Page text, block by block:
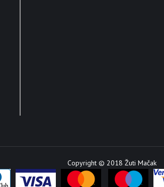
Copyright © 2018 Žuti Mačak